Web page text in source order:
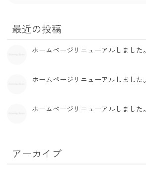
最近の投稿
ホームページリニューアルしました。
ホームページリニューアルしました。
ホームページリニューアルしました。
アーカイブ